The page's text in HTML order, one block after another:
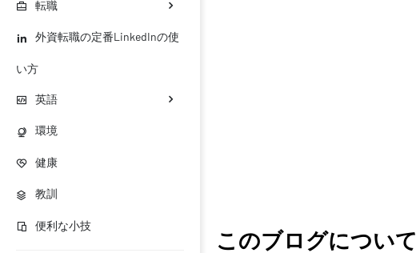
転職
外資転職の定番LinkedInの使
い方
英語
環境
健康
教訓
便利な小技
このブログについて